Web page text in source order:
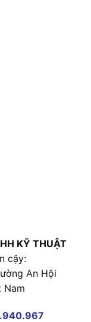
KỸ THUẬT
cậy:
An Hội
Nam